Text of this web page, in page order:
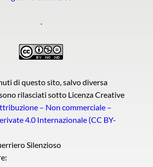
.
di questo sito, salvo diversa
rilasciati sotto Licenza Creative
– Non commerciale –
4.0 Internazionale (CC BY-
Silenzioso